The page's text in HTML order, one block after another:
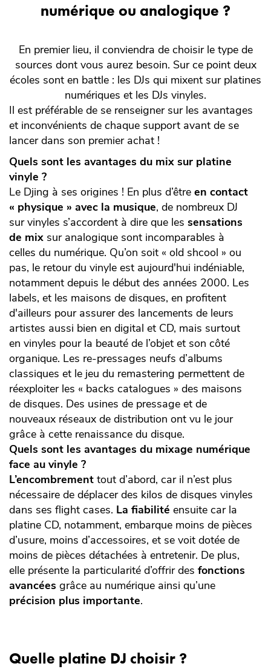
numérique ou analogique ?
En premier lieu, il conviendra de choisir le type de
sources dont vous aurez besoin. Sur ce point deux
écoles sont en battle : les DJs qui mixent sur platines
numériques et les DJs vinyles.
Il est préférable de se renseigner sur les avantages
et inconvénients de chaque support avant de se
lancer dans son premier achat !
Quels sont les avantages du mix sur platine
vinyle ?
Le Djing à ses origines ! En plus d’être en contact
« physique » avec la musique, de nombreux DJ
sur vinyles s’accordent à dire que les sensations
de mix sur analogique sont incomparables à
celles du numérique. Qu’on soit « old shcool » ou
pas, le retour du vinyle est aujourd'hui indéniable,
notamment depuis le début des années 2000. Les
labels, et les maisons de disques, en profitent
d'ailleurs pour assurer des lancements de leurs
artistes aussi bien en digital et CD, mais surtout
en vinyles pour la beauté de l’objet et son côté
organique. Les re-pressages neufs d’albums
classiques et le jeu du remastering permettent de
réexploiter les « backs catalogues » des maisons
de disques. Des usines de pressage et de
nouveaux réseaux de distribution ont vu le jour
grâce à cette renaissance du disque.
Quels sont les avantages du mixage numérique
face au vinyle ?
L’encombrement tout d’abord, car il n’est plus
nécessaire de déplacer des kilos de disques vinyles
dans ses flight cases. La fiabilité ensuite car la
platine CD, notamment, embarque moins de pièces
d’usure, moins d’accessoires, et se voit dotée de
moins de pièces détachées à entretenir. De plus,
elle présente la particularité d’offrir des fonctions
avancées grâce au numérique ainsi qu’une
précision plus importante.
Quelle platine DJ choisir ?